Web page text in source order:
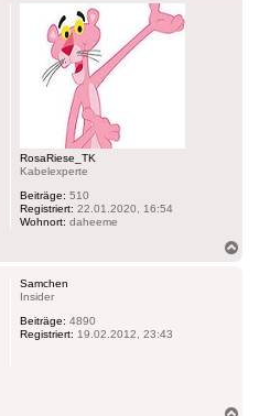
RosaRiese_TK
Kabelexperte
Beiträge: 510
Registriert: 22.01.2020, 16:54
Wohnort: daheeme
Samchen
Insider
Beiträge: 4890
Registriert: 19.02.2012, 23:43